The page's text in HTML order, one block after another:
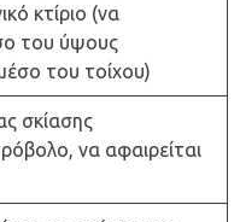
κτίριο (να
του ύψους
του τοίχου)
σκίασης
να αφαιρείται